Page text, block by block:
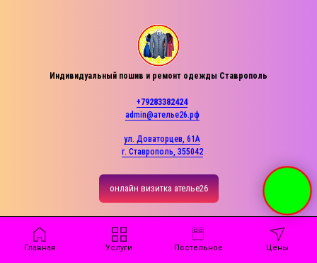
Индивидуальный пошив и ремонт одежды Ставрополь
+79283382424
admin@ателье26.рф
ул. Доваторцев, 61А
г. Ставрополь, 355042
онлайн визитка ателье26
Главная Услуги Постельное Цены